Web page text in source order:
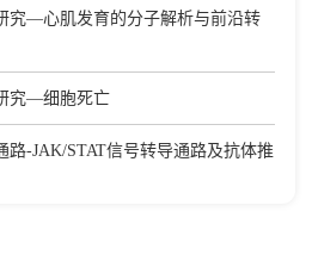
究—心肌发育的分子解析与前沿转
究—细胞死亡
路-JAK/STAT信号转导通路及抗体推